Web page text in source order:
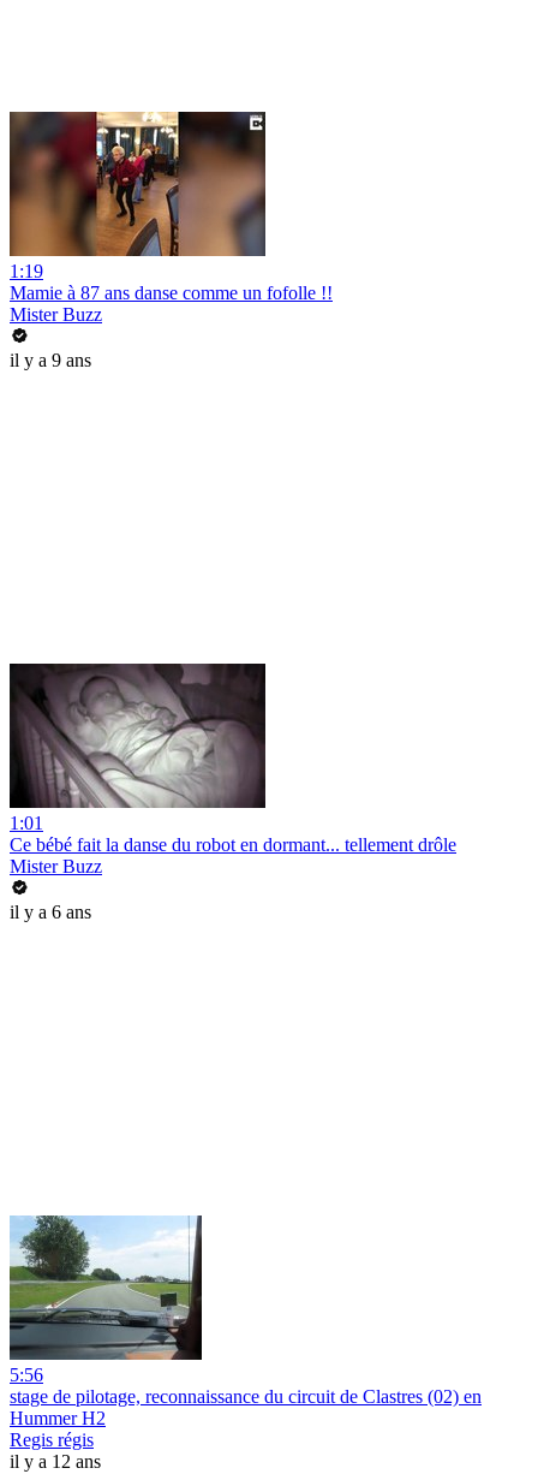
1:19
Mamie à 87 ans danse comme un fofolle !!
Mister Buzz
il y a 9 ans
1:01
Ce bébé fait la danse du robot en dormant... tellement drôle
Mister Buzz
il y a 6 ans
5:56
stage de pilotage, reconnaissance du circuit de Clastres (02) en
Hummer H2
Regis régis
il y a 12 ans